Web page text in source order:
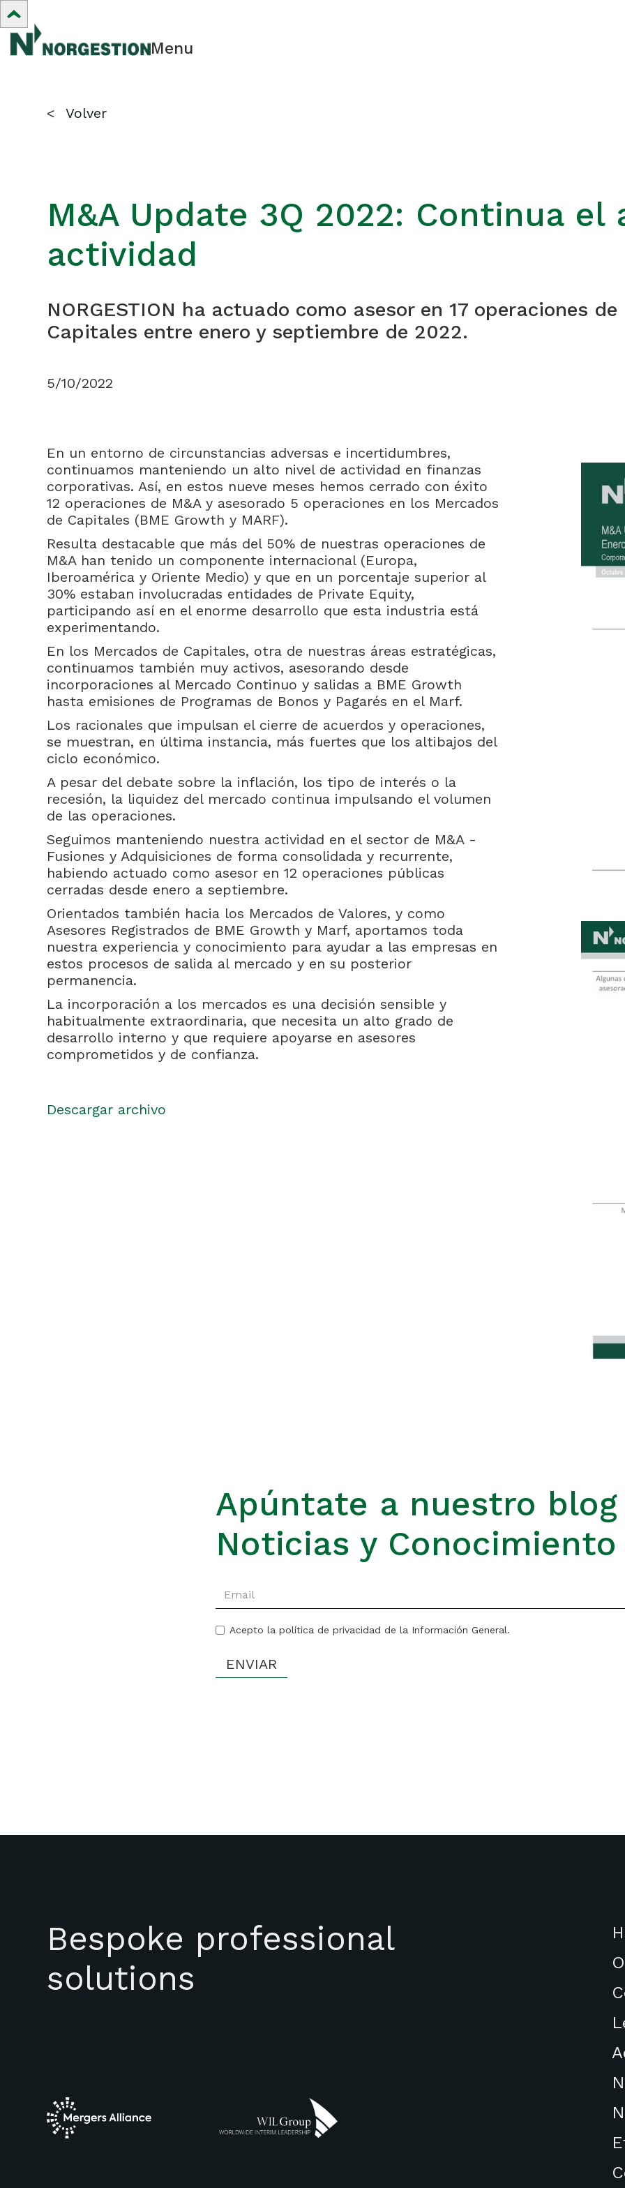
Menu
< Volver
M&A Update 3Q 2022: Continua
actividad
NORGESTION ha actuado como asesor en 17 operaciones
Capitales entre enero y septiembre de 2022.
5/10/2022
En un entorno de circunstancias adversas e incertidumbres,
continuamos manteniendo un alto nivel de actividad en finanzas
corporativas. Así, en estos nueve meses hemos cerrado con éxito
12 operaciones de M&A y asesorado 5 operaciones en los Mercados
de Capitales (BME Growth y MARF).
Resulta destacable que más del 50% de nuestras operaciones de
M&A han tenido un componente internacional (Europa,
Iberoamérica y Oriente Medio) y que en un porcentaje superior al
30% estaban involucradas entidades de Private Equity,
participando así en el enorme desarrollo que esta industria está
experimentando.
En los Mercados de Capitales, otra de nuestras áreas estratégicas,
continuamos también muy activos, asesorando desde
incorporaciones al Mercado Continuo y salidas a BME Growth
hasta emisiones de Programas de Bonos y Pagarés en el Marf.
Los racionales que impulsan el cierre de acuerdos y operaciones,
se muestran, en última instancia, más fuertes que los altibajos del
ciclo económico.
A pesar del debate sobre la inflación, los tipo de interés o la
recesión, la liquidez del mercado continua impulsando el volumen
de las operaciones.
Seguimos manteniendo nuestra actividad en el sector de M&A -
Fusiones y Adquisiciones de forma consolidada y recurrente,
habiendo actuado como asesor en 12 operaciones públicas
cerradas desde enero a septiembre.
Orientados también hacia los Mercados de Valores, y como
Asesores Registrados de BME Growth y Marf, aportamos toda
nuestra experiencia y conocimiento para ayudar a las empresas en
estos procesos de salida al mercado y en su posterior
permanencia.
La incorporación a los mercados es una decisión sensible y
habitualmente extraordinaria, que necesita un alto grado de
desarrollo interno y que requiere apoyarse en asesores
comprometidos y de confianza.
Descargar archivo
Apúntate a nuestro
Noticias y Conocimiento
Acepto la política de privacidad de la Información General.
Bespoke professional
solutions